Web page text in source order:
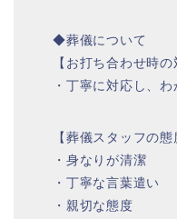
◆葬儀について
【お打ち合わせ時の
・丁寧に対応し、
【葬儀スタッフの態
・身なりが清潔
・丁寧な言葉遣い
・親切な態度